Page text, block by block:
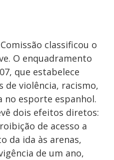
classificou o
O enquadramento
que estabelece
de violência, racismo,
no esporte espanhol.
dois efeitos diretos:
de acesso a
da ida às arenas,
de um ano,